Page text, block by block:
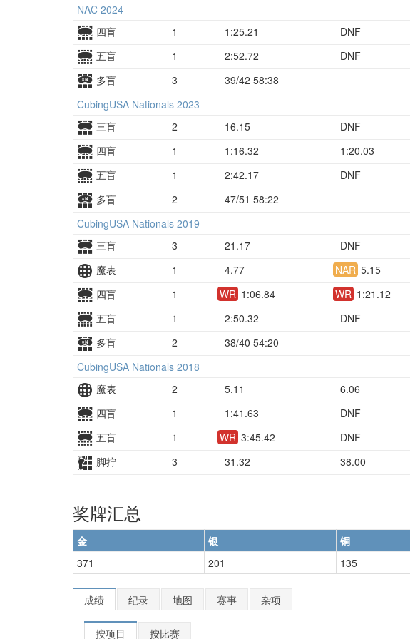
NAC 2024
四盲
1 1:25.21 DNF
五盲 1 2:52.72 DNF
多盲 3 39/42 58:38
CubingUSA Nationals 2023
三盲
2 16.15 DNF
四盲 1 1:16.32 1:20.03
五盲 1 2:42.17 DNF
多盲 2 47/51 58:22
CubingUSA Nationals 2019
三盲
3 21.17 DNF
魔表 1 4.77 NAR 5.15
四盲 1 WR 1:06.84 WR 1:21.12
五盲 1 2:50.32 DNF
多盲 2 38/40 54:20
CubingUSA Nationals 2018
魔表
2 5.11 6.06
四盲 1 1:41.63 DNF
五盲 1 WR 3:45.42 DNF
脚拧 3 31.32 38.00
奖牌汇总
金 银
铜
371
201 135
成绩 纪录 地图 赛事 杂项
按项目 按比赛